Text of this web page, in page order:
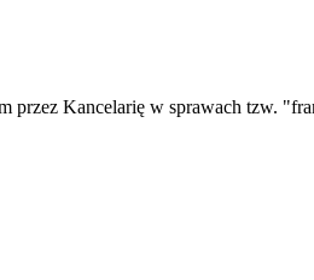
Kancelarię w sprawach tzw.